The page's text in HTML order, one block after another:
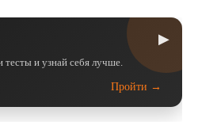
▶
и узнай себя лучше.
Пройти →